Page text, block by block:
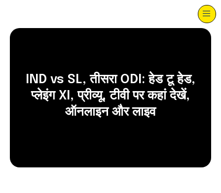
IND vs SL, तीसरा ODI: हेड टू हेड,
प्लेइंग XI, प्रीव्यू, टीवी पर कहां देखें,
ऑनलाइन और लाइव